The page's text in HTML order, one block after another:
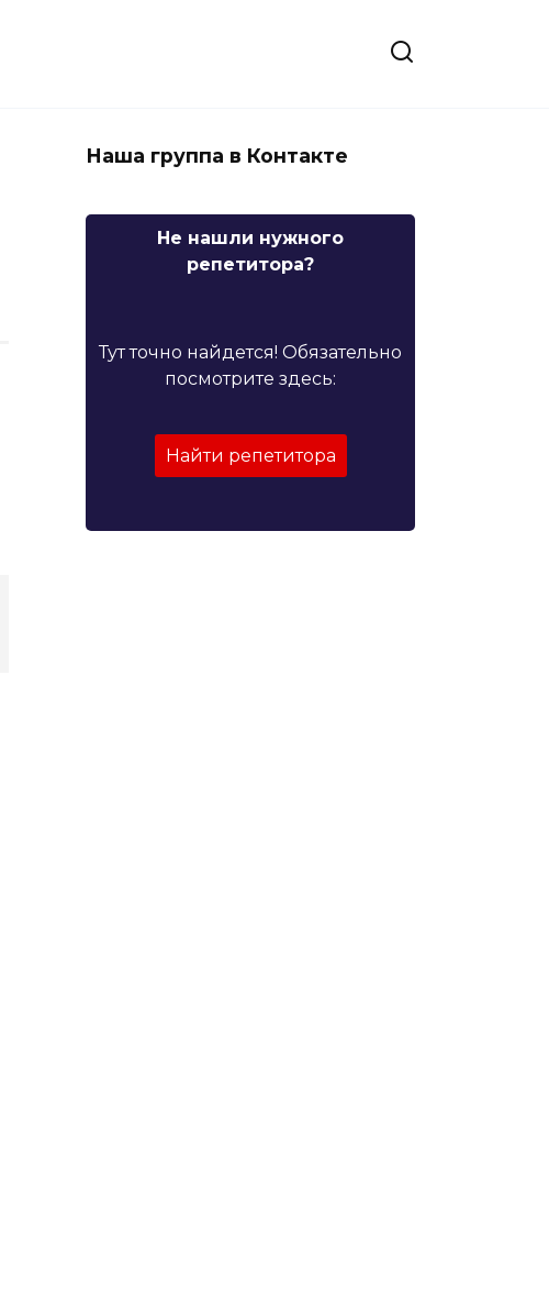
Наша группа в Контакте
Не нашли нужного
репетитора?
Тут точно найдется! Обязательно
посмотрите здесь:
Найти репетитора